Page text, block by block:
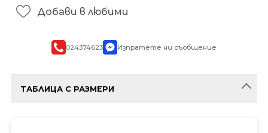
Добави в любими
024374623 Изпратете ни съобщение
ТАБЛИЦА С РАЗМЕРИ